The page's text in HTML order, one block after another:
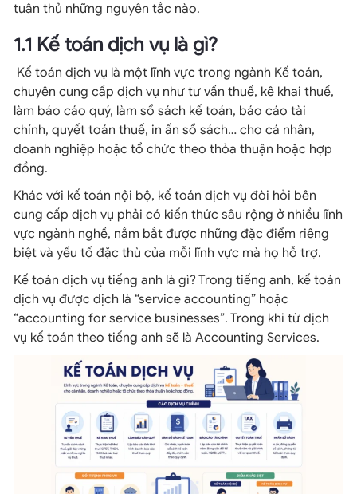
tuân thủ những nguyên tắc nào.
1.1 Kế toán dịch vụ là gì?
Kế toán dịch vụ là một lĩnh vực trong ngành Kế toán,
chuyên cung cấp dịch vụ như tư vấn thuế, kê khai thuế,
làm báo cáo quý, làm sổ sách kế toán, báo cáo tài
chính, quyết toán thuế, in ấn sổ sách… cho cá nhân,
doanh nghiệp hoặc tổ chức theo thỏa thuận hoặc hợp
đồng.
Khác với kế toán nội bộ, kế toán dịch vụ đòi hỏi bên
cung cấp dịch vụ phải có kiến thức sâu rộng ở nhiều lĩnh
vực ngành nghề, nắm bắt được những đặc điểm riêng
biệt và yếu tố đặc thù của mỗi lĩnh vực mà họ hỗ trợ.
Kế toán dịch vụ tiếng anh là gì? Trong tiếng anh, kế toán
dịch vụ được dịch là “service accounting” hoặc
“accounting for service businesses”. Trong khi từ dịch
vụ kế toán theo tiếng anh sẽ là Accounting Services.